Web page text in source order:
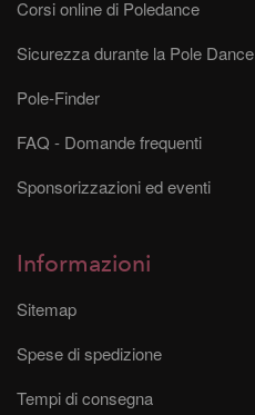
Corsi online di Poledance
Sicurezza durante la Pole Dance
Pole-Finder
FAQ - Domande frequenti
Sponsorizzazioni ed eventi
Informazioni
Sitemap
Spese di spedizione
Tempi di consegna